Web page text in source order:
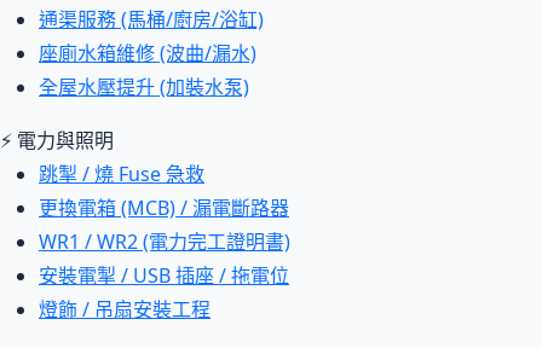
通渠服務 (馬桶/廚房/浴缸)
座廁水箱維修 (波曲/漏水)
全屋水壓提升 (加裝水泵)
⚡ 電力與照明
跳掣 / 燒 Fuse 急救
更換電箱 (MCB) / 漏電斷路器
WR1 / WR2 (電力完工證明書)
安裝電掣 / USB 插座 / 拖電位
燈飾 / 吊扇安裝工程